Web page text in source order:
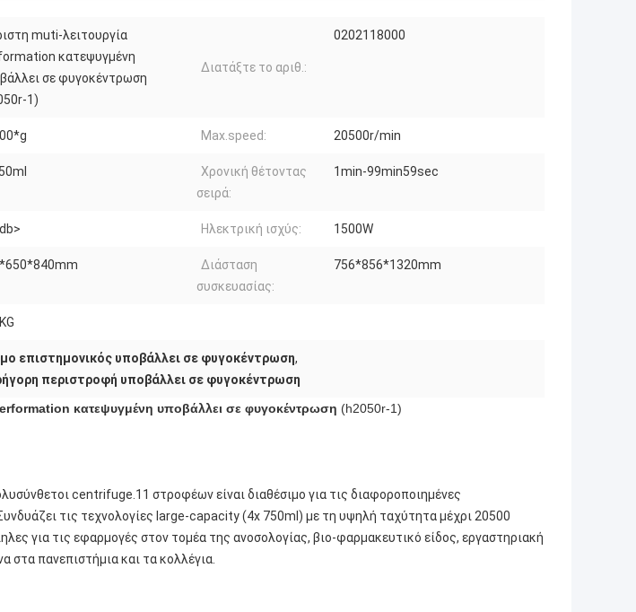
muti-λειτουργία
κατεψυγμένη
σε φυγοκέντρωση
1)
Διατάξτε το αριθ.:
0202118000
Max.speed: 20500r/min
Χρονική θέτοντας
σειρά:
1min-99min59sec
Ηλεκτρική ισχύς: 1500W
Διάσταση
συσκευασίας:
756*856*1320mm
επιστημονικός υποβάλλει σε φυγοκέντρωση,
περιστροφή υποβάλλει σε φυγοκέντρωση
κατεψυγμένη υποβάλλει σε φυγοκέντρωση (h2050r-1)
centrifuge.11 στροφέων είναι διαθέσιμο για τις διαφοροποιημένες
τις τεχνολογίες large-capacity (4x 750ml) με τη υψηλή ταχύτητα μέχρι 20500
για τις εφαρμογές στον τομέα της ανοσολογίας, βιο-φαρμακευτικό είδος, εργαστηριακή
στα πανεπιστήμια και τα κολλέγια.